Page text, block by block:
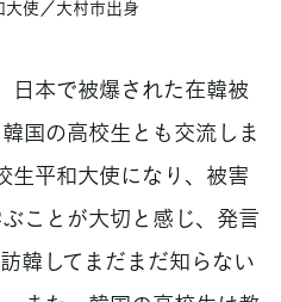
使／大村市出身
日本で被爆された在韓被
国の高校生とも交流しま
生平和大使になり、被害
ことが大切と感じ、発言
韓してまだまだ知らない